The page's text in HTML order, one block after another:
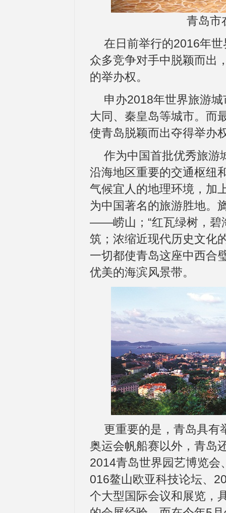
青岛市
在日前举行的2016年
众多竞争对手中脱颖而出
的举办权。
申办2018年世界旅游
大同、秦皇岛等城市。而
使青岛脱颖而出夺得举办
作为中国首批优秀旅游
沿海地区重要的交通枢纽
气候宜人的地理环境，加
为中国著名的旅游胜地。
——崂山；“红瓦绿树，碧
筑；浓缩近现代历史文
一切都使青岛这座中西合
优美的海滨风景带。
更重要的是，青岛具有
奥运会帆船赛以外，青岛
2014青岛世界园艺博览会
016鳌山欧亚科技论坛、
个大型国际会议和展览，